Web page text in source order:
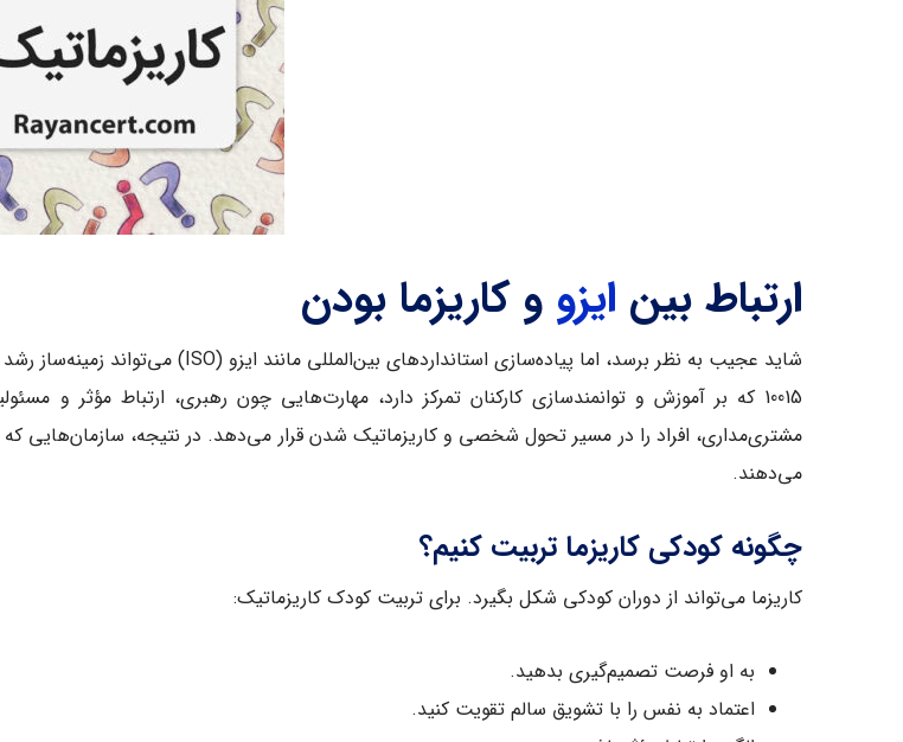
ارتباط بین ایزو و کاریزما بودن
مشتری‌مداری، افراد را در مسیر تحول شخصی و کاریزماتیک شدن قرار می‌دهد. در نتیجه، سازمان‌هایی که
می‌دهند.
چگونه کودکی کاریزما تربیت کنیم؟
کاریزما می‌تواند از دوران کودکی شکل بگیرد. برای تربیت کودک کاریزماتیک:
به او فرصت تصمیم‌گیری بدهید.
اعتماد به نفس را با تشویق سالم تقویت کنید.